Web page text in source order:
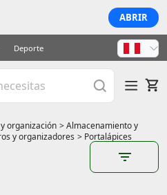
ABRIR
Deporte
organización > Almacenamiento y
y organizadores > Portalápices